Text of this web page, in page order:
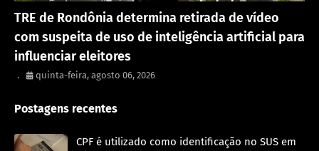
TRE de Rondônia determina retirada de vídeo
com suspeita de uso de inteligência artificial para
influenciar eleitores
. quinta-feira, agosto 06, 2026
Postagens recentes
CPF é utilizado como identificação no SUS em